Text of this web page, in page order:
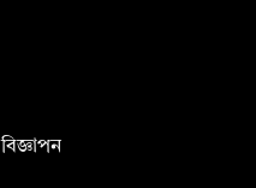
বিজ্ঞাপন